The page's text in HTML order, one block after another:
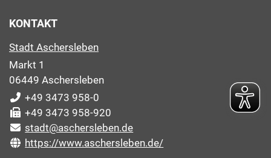
KONTAKT
Stadt Aschersleben
Markt 1
06449 Aschersleben
+49 3473 958-0
+49 3473 958-920
stadt@aschersleben.de
https://www.aschersleben.de/